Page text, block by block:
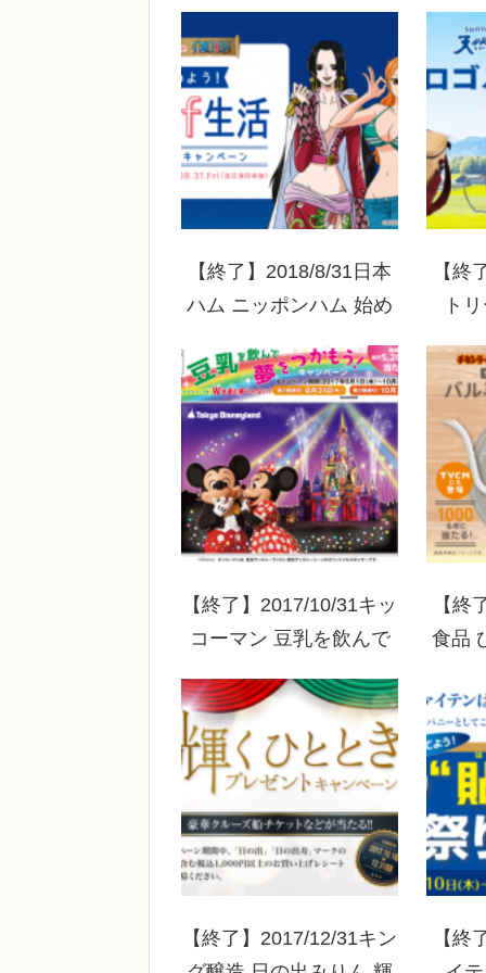
【終了】2018/8/31日本
ハム ニッポンハム 始め
ゼントキャンペーン
【終
ト
ウト
【終了】2017/10/31キッ
コーマン 豆乳を飲んで
ーン 東京ディズニーラ
ンド貸切パーティーご招
待！
【終
食品
ゼ
【終了】2017/12/31キン
【終